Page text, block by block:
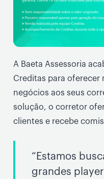
A Baeta Assessoria
Creditas para oferecer
negócios aos seus
solução, o corretor
clientes e recebe
“Estamos
grandes